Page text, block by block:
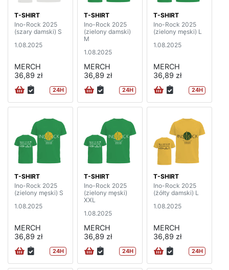
T-SHIRT
Ino-Rock 2025
(szary damski) S
1.08.2025
MERCH
36,89 zł
24H
T-SHIRT
Ino-Rock 2025
(zielony damski)
M
1.08.2025
MERCH
36,89 zł
24H
T-SHIRT
Ino-Rock 2025
(zielony męski) L
1.08.2025
MERCH
36,89 zł
24H
T-SHIRT
Ino-Rock 2025
(zielony męski) S
1.08.2025
MERCH
36,89 zł
24H
T-SHIRT
Ino-Rock 2025
(zielony męski)
XXL
1.08.2025
MERCH
36,89 zł
24H
T-SHIRT
Ino-Rock 2025
(żółty damski) L
1.08.2025
MERCH
36,89 zł
24H